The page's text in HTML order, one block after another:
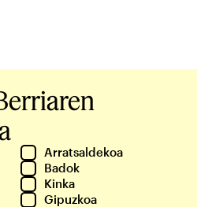
Arratsaldekoa
Badok
Kinka
Gipuzkoa